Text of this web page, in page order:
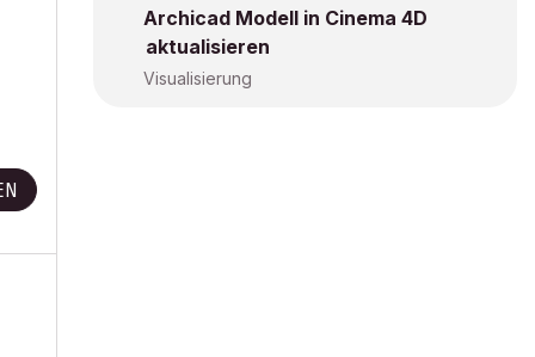
Archicad Modell in Cinema 4D
aktualisieren
Visualisierung